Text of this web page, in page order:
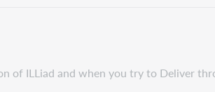
of ILLiad and when you try to Deliver